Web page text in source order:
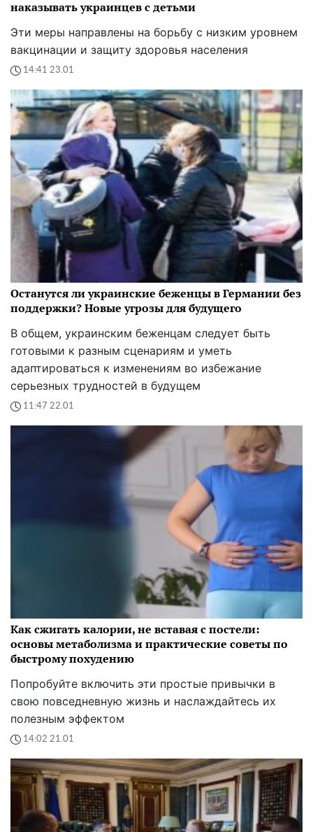
наказывать украинцев с детьми
Эти меры направлены на борьбу с низким уровнем
вакцинации и защиту здоровья населения
14:41 23.01
Останутся ли украинские беженцы в Германии без
поддержки? Новые угрозы для будущего
В общем, украинским беженцам следует быть
готовыми к разным сценариям и уметь
адаптироваться к изменениям во избежание
серьезных трудностей в будущем
11:47 22.01
Как сжигать калории, не вставая с постели:
основы метаболизма и практические советы по
быстрому похудению
Попробуйте включить эти простые привычки в
свою повседневную жизнь и наслаждайтесь их
полезным эффектом
14:02 21.01